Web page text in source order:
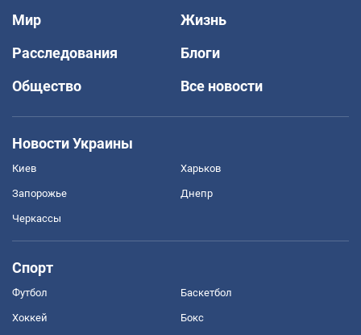
Мир
Жизнь
Расследования
Блоги
Общество
Все новости
Новости Украины
Киев Харьков
Запорожье Днепр
Черкассы
Спорт
Футбол Баскетбол
Хоккей Бокс